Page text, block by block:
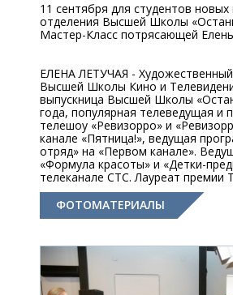
11 сентября для студентов
отделения Высшей Школы
Мастер-Класс потрясающей
ЕЛЕНА ЛЕТУЧАЯ -
Высшей Школы Кино и
выпускница Высшей Школы
года, популярная телеведущая и
телешоу «Ревизорро» и
канале «Пятница!», ведущая
отряд» на «Первом канале».
«Формула красоты» и «Детки-
телеканале СТС. Лауреат премии
ФОТОМАТЕРИАЛЫ